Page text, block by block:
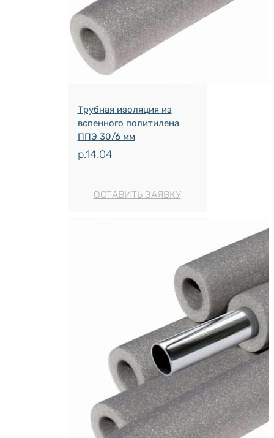
Трубная изоляция из
вспенного политилена
ППЭ 30/6 мм
р.14.04
ОСТАВИТЬ ЗАЯВКУ